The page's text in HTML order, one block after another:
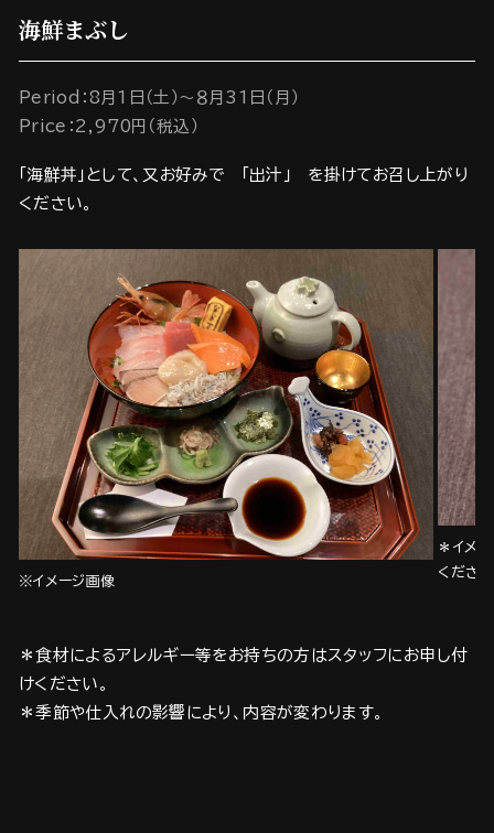
海鮮まぶし
Period：8月1日（土）～８月31日（月）
Price：2,970円（税込）
「海鮮丼」として、又お好みで 「出汁」 を掛けてお召し上がり
ください。
※イメージ画像
＊イメ
ください
＊食材によるアレルギー等をお持ちの方はスタッフにお申し付
けください。
＊季節や仕入れの影響により、内容が変わります。